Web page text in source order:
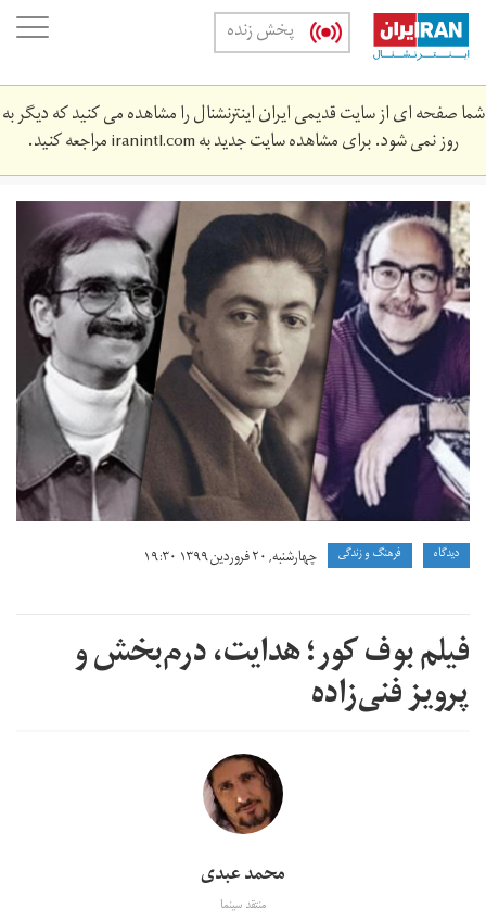
Skip
main
content
پخش زنده
شما صفحه ای از سایت قدیمی ایران اینترنشنال را مشاهده می کنید که دیگر به
روز نمی شود. برای مشاهده سایت جدید بهiranintl.comمراجعه کنید.
m-
website.jpg
دیدگاه فرهنگ و زندگی چهارشنبه, ۲۰ فروردین ۱۳۹۹ ۱۹:۳۰
فیلم بوف کور؛ هدایت، درم‌بخش و
پرویز فنی‌زاده
محمد عبدی
منتقد سینما